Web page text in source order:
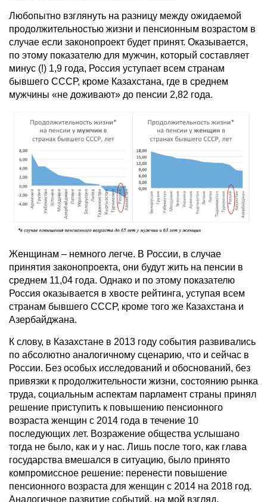
Любопытно взглянуть на разницу между ожидаемой
продолжительностью жизни и пенсионным возрастом в
случае если законопроект будет принят. Оказывается,
по этому показателю для мужчин, который составляет
минус (!) 1,9 года, Россия уступает всем странам
бывшего СССР, кроме Казахстана, где в среднем
мужчины «не доживают» до пенсии 2,82 года.
Женщинам – немного легче. В России, в случае
принятия законопроекта, они будут жить на пенсии в
среднем 11,04 года. Однако и по этому показателю
Россия оказывается в хвосте рейтинга, уступая всем
странам бывшего СССР, кроме того же Казахстана и
Азербайджана.
К слову, в Казахстане в 2013 году события развивались
по абсолютно аналогичному сценарию, что и сейчас в
России. Без особых исследований и обоснований, без
привязки к продолжительности жизни, состоянию рынка
труда, социальным аспектам парламент страны принял
решение приступить к повышению пенсионного
возраста женщин с 2014 года в течение 10
последующих лет. Возражение общества услышано
тогда не было, как и у нас. Лишь после того, как глава
государства вмешался в ситуацию, было принято
компромиссное решение: перенести повышение
пенсионного возраста для женщин с 2014 на 2018 год.
Аналогичное развитие событий, на мой взгляд,